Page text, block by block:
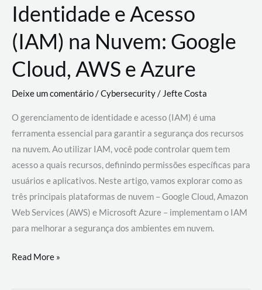
Identidade e Acesso
(IAM) na Nuvem: Google
Cloud, AWS e Azure
Deixe um comentário/Cybersecurity/ Jefte Costa
O gerenciamento de identidade e acesso (IAM) é uma
ferramenta essencial para garantir a segurança dos recursos
na nuvem. Ao utilizar IAM, você pode controlar quem tem
acesso a quais recursos, definindo permissões específicas para
usuários e aplicativos. Neste artigo, vamos explorar como as
três principais plataformas de nuvem – Google Cloud, Amazon
Web Services (AWS) e Microsoft Azure – implementam o IAM
para melhorar a segurança dos ambientes em nuvem.
Gerenciamento
Read More »